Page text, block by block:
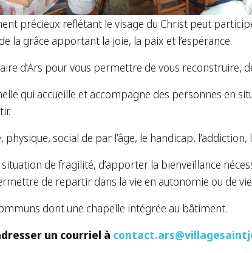
précieux reflétant le visage du Christ peut
la grâce apportant la joie, la paix et l’espérance.
d’Ars pour vous permettre de vous
qui accueille et accompagne des personnes en
social de par l’âge, le handicap,
situation de fragilité, d’apporter la bienveillance
de repartir dans la vie en autonomie ou de
dont une chapelle intégrée au bâtiment.
un courriel à